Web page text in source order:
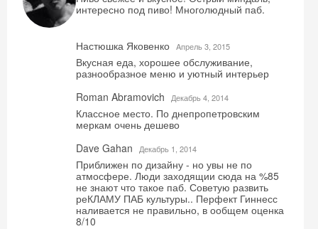
интересно под пиво! Многолюдный паб.
Настюшка Яковенко Aпрель 3, 2015
Вкусная еда, хорошее обслуживание,
разнообразное меню и уютный интерьер
Roman Abramovich
Декабрь 4, 2014
Классное место. По днепропетровским
меркам очень дешево
Dave Gahan
Декабрь 1, 2014
Приближен по дизайну - но увы не по
атмосфере. Люди заходящии сюда на %85
не знают что такое паб. Советую развить
реКЛАМУ ПАБ культуры.. Перфект Гиннесс
наливается не правильно, в ообщем оценка
8/10